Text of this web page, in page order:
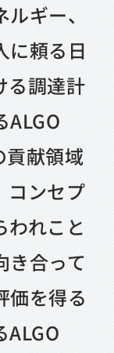
ギー、
に頼る日
る調達計
ALGO
貢献領域
コンセプ
われこと
き合って
価を得る
ALGO